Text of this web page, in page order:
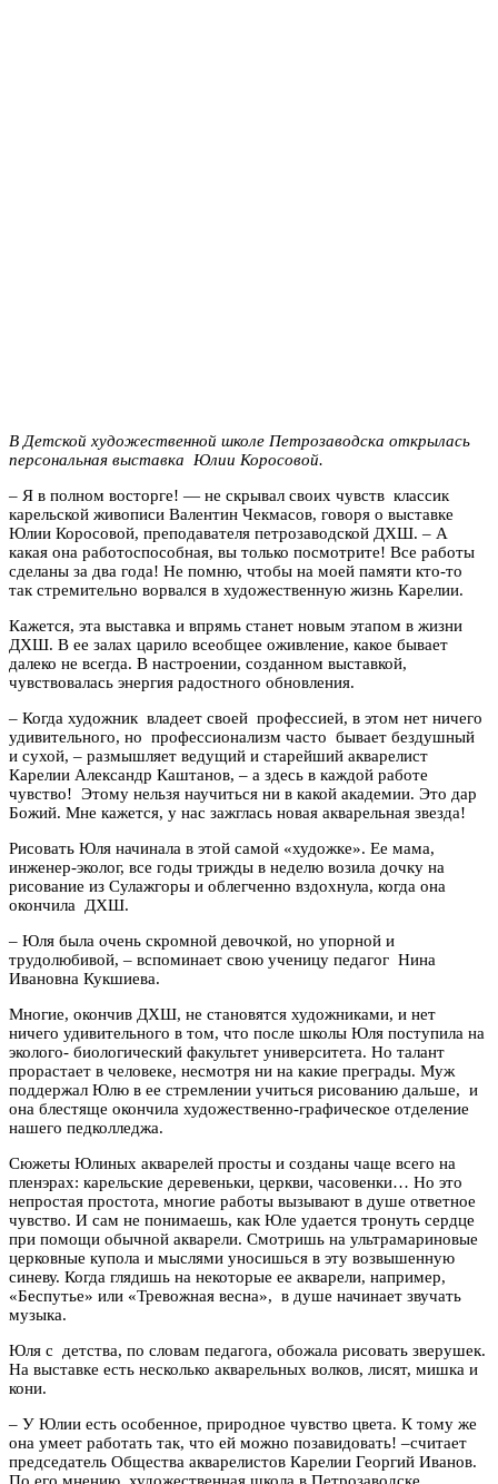
В Детской художественной школе Петрозаводска открылась
персональная выставка Юлии Коросовой.
– Я в полном восторге! — не скрывал своих чувств классик
карельской живописи Валентин Чекмасов, говоря о выставке
Юлии Коросовой, преподавателя петрозаводской ДХШ. – А
какая она работоспособная, вы только посмотрите! Все работы
сделаны за два года! Не помню, чтобы на моей памяти кто-то
так стремительно ворвался в художественную жизнь Карелии.
Кажется, эта выставка и впрямь станет новым этапом в жизни
ДХШ. В ее залах царило всеобщее оживление, какое бывает
далеко не всегда. В настроении, созданном выставкой,
чувствовалась энергия радостного обновления.
– Когда художник владеет своей профессией, в этом нет ничего
удивительного, но профессионализм часто бывает бездушный
и сухой, – размышляет ведущий и старейший акварелист
Карелии Александр Каштанов, – а здесь в каждой работе
чувство! Этому нельзя научиться ни в какой академии. Это дар
Божий. Мне кажется, у нас зажглась новая акварельная звезда!
Рисовать Юля начинала в этой самой «художке». Ее мама,
инженер-эколог, все годы трижды в неделю возила дочку на
рисование из Сулажгоры и облегченно вздохнула, когда она
окончила ДХШ.
– Юля была очень скромной девочкой, но упорной и
трудолюбивой, – вспоминает свою ученицу педагог Нина
Ивановна Кукшиева.
Многие, окончив ДХШ, не становятся художниками, и нет
ничего удивительного в том, что после школы Юля поступила на
эколого- биологический факультет университета. Но талант
прорастает в человеке, несмотря ни на какие преграды. Муж
поддержал Юлю в ее стремлении учиться рисованию дальше, и
она блестяще окончила художественно-графическое отделение
нашего педколледжа.
Сюжеты Юлиных акварелей просты и созданы чаще всего на
пленэрах: карельские деревеньки, церкви, часовенки… Но это
непростая простота, многие работы вызывают в душе ответное
чувство. И сам не понимаешь, как Юле удается тронуть сердце
при помощи обычной акварели. Смотришь на ультрамариновые
церковные купола и мыслями уносишься в эту возвышенную
синеву. Когда глядишь на некоторые ее акварели, например,
«Беспутье» или «Тревожная весна», в душе начинает звучать
музыка.
Юля с детства, по словам педагога, обожала рисовать зверушек.
На выставке есть несколько акварельных волков, лисят, мишка и
кони.
– У Юлии есть особенное, природное чувство цвета. К тому же
она умеет работать так, что ей можно позавидовать! –считает
председатель Общества акварелистов Карелии Георгий Иванов.